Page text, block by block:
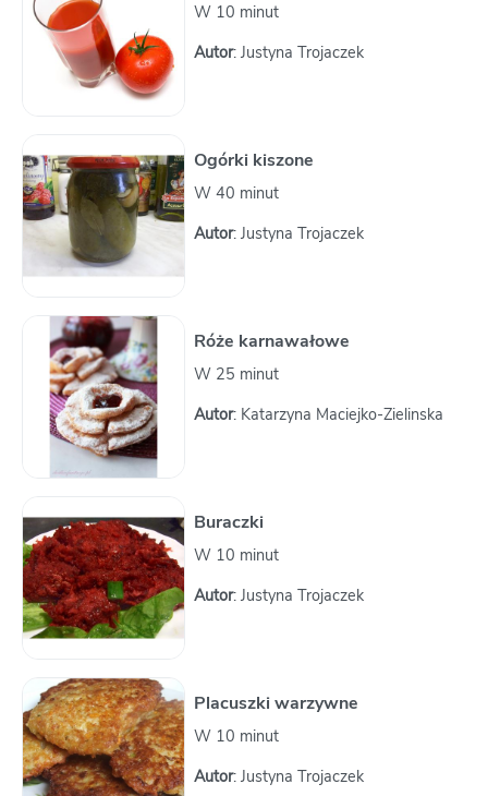
W 10 minut
Autor: Justyna Trojaczek
Ogórki kiszone
W 40 minut
Autor: Justyna Trojaczek
Róże karnawałowe
W 25 minut
Autor: Katarzyna Maciejko-Zielinska
Buraczki
W 10 minut
Autor: Justyna Trojaczek
Placuszki warzywne
W 10 minut
Autor: Justyna Trojaczek